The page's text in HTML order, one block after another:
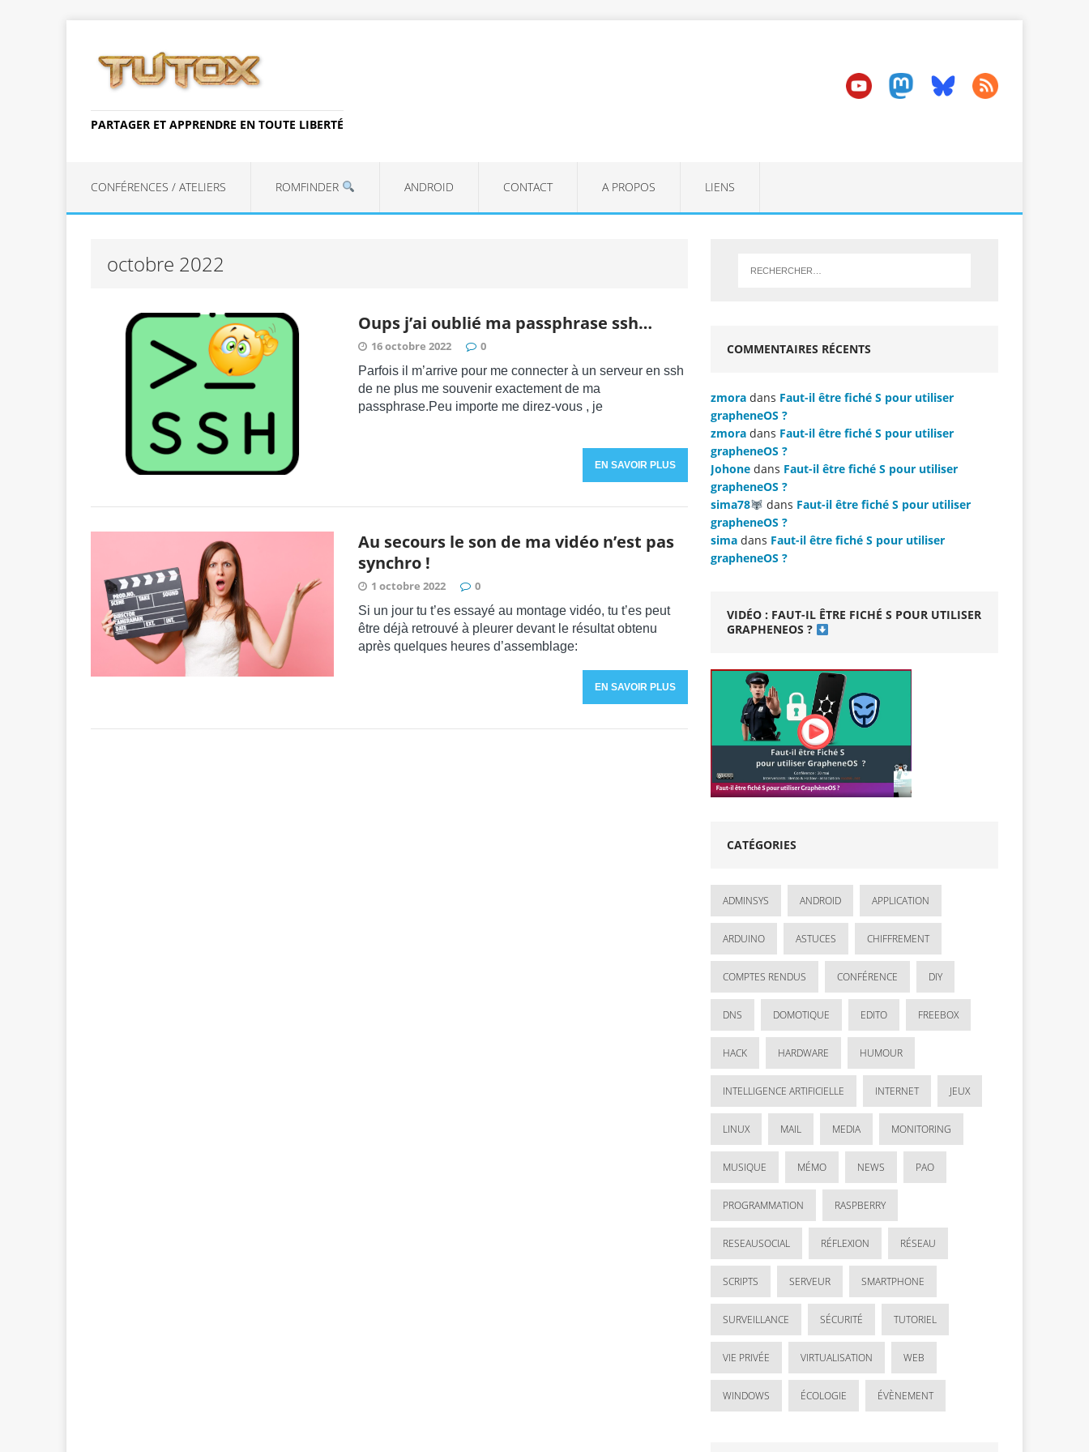
PARTAGER ET APPRENDRE EN TOUTE LIBERTÉ
CONFÉRENCES / ATELIERS ROMFINDER ANDROID CONTACT A PROPOS LIENS
octobre 2022
Oups j’ai oublié ma passphrase ssh…
16 octobre 2022 0
Parfois il m’arrive pour me connecter à un serveur en ssh
de ne plus me souvenir exactement de ma
passphrase.Peu importe me direz-vous , je
EN SAVOIR PLUS
Au secours le son de ma vidéo n’est pas
synchro !
1 octobre 2022 0
Si un jour tu t’es essayé au montage vidéo, tu t’es peut
être déjà retrouvé à pleurer devant le résultat obtenu
après quelques heures d’assemblage:
EN SAVOIR PLUS
COMMENTAIRES RÉCENTS
zmora dans Faut-il être fiché S pour utiliser
grapheneOS ?
zmora dans Faut-il être fiché S pour utiliser
grapheneOS ?
Johone dans Faut-il être fiché S pour utiliser
grapheneOS ?
sima78
dans Faut-il être fiché S pour utiliser
grapheneOS ?
sima dans Faut-il être fiché S pour utiliser
grapheneOS ?
VIDÉO : FAUT-IL ÊTRE FICHÉ S POUR UTILISER
GRAPHENEOS ?
CATÉGORIES
ADMINSYS ANDROID APPLICATION
ARDUINO ASTUCES CHIFFREMENT
COMPTES RENDUS CONFÉRENCE DIY
DNS DOMOTIQUE EDITO FREEBOX
HACK HARDWARE HUMOUR
INTELLIGENCE ARTIFICIELLE INTERNET JEUX
LINUX MAIL MEDIA MONITORING
MUSIQUE MÉMO NEWS PAO
PROGRAMMATION RASPBERRY
RESEAUSOCIAL RÉFLEXION RÉSEAU
SCRIPTS SERVEUR SMARTPHONE
SURVEILLANCE SÉCURITÉ TUTORIEL
VIE PRIVÉE VIRTUALISATION WEB
WINDOWS ÉCOLOGIE ÉVÈNEMENT